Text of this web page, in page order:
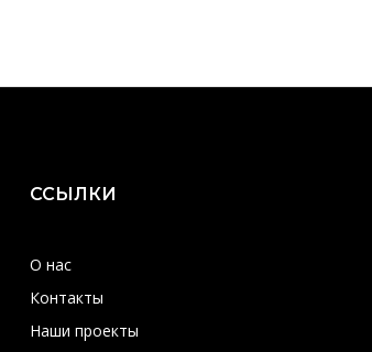
ССЫЛКИ
О нас
Контакты
Наши проекты